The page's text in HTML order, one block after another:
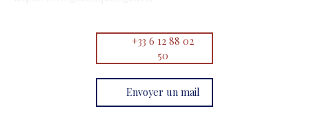
+33 6 12 88 02
50
Envoyer un mail